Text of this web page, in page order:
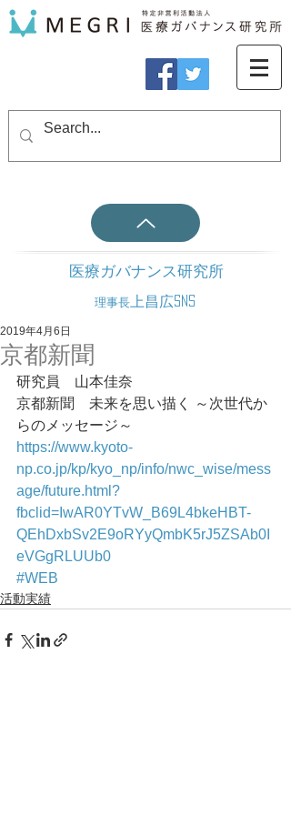
医療ガバナンス研究所
理事長 上昌広SNS
京都新聞
2019年4月6日
研究員　山本佳奈
京都新聞　未来を思い描く ～次世代か
らのメッセージ～
https://www.kyoto-
np.co.jp/kp/kyo_np/info/nwc_wise/mess
age/future.html?
fbclid=IwAR0YTvW_B69L4bkeHBT-
QEhDxbSv2E9oRYyQmbK5rJ5ZSAb0I
eVGgRLUUb0
#WEB
活動実績